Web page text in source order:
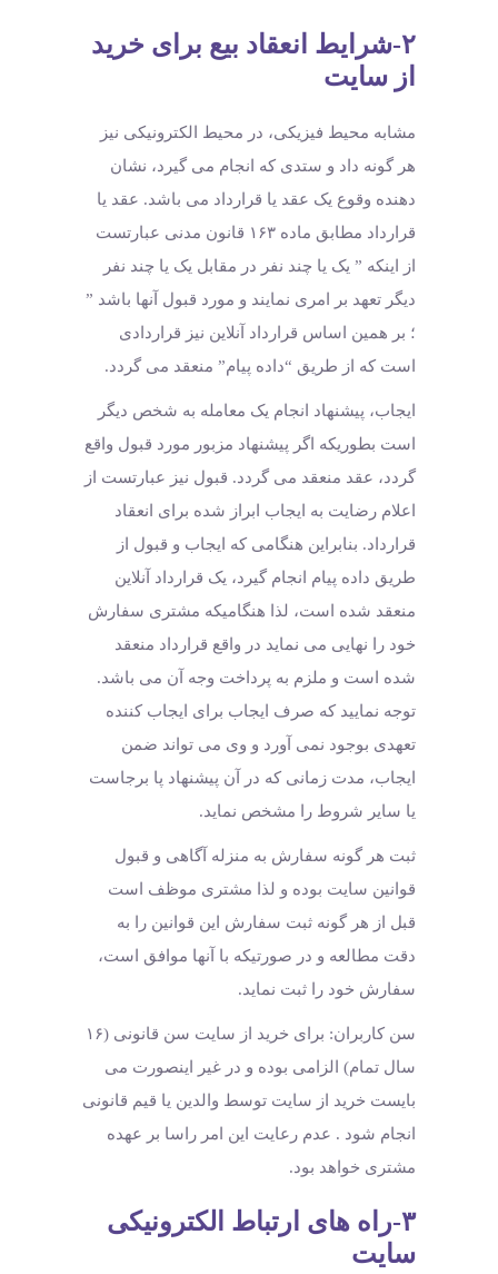
۲-شرایط انعقاد بیع برای خرید
از سایت
مشابه محیط فیزیکی، در محیط الکترونیکی نیز
هر گونه داد و ستدی که انجام می گیرد، نشان
دهنده وقوع یک عقد یا قرارداد می باشد. عقد یا
قرارداد مطابق ماده ۱۶۳ قانون مدنی عبارتست
از اینکه ” یک یا چند نفر در مقابل یک یا چند نفر
دیگر تعهد بر امری نمایند و مورد قبول آنها باشد ”
؛ بر همین اساس قرارداد آنلاین نیز قراردادی
است که از طریق “داده پیام” منعقد می گردد.
ایجاب، پیشنهاد انجام یک معامله به شخص دیگر
است بطوریکه اگر پیشنهاد مزبور مورد قبول واقع
گردد، عقد منعقد می گردد. قبول نیز عبارتست از
اعلام رضایت به ایجاب ابراز شده برای انعقاد
قرارداد. بنابراین هنگامی که ایجاب و قبول از
طریق داده پیام انجام گیرد، یک قرارداد آنلاین
منعقد شده است، لذا هنگامیکه مشتری سفارش
خود را نهایی می نماید در واقع قرارداد منعقد
شده است و ملزم به پرداخت وجه آن می باشد.
توجه نمایید که صرف ایجاب برای ایجاب کننده
تعهدی بوجود نمی آورد و وی می تواند ضمن
ایجاب، مدت زمانی که در آن پیشنهاد پا برجاست
یا سایر شروط را مشخص نماید.
ثبت هر گونه سفارش به منزله آگاهی و قبول
قوانین سایت بوده و لذا مشتری موظف است
قبل از هر گونه ثبت سفارش این قوانین را به
دقت مطالعه و در صورتیکه با آنها موافق است،
سفارش خود را ثبت نماید.
سن کاربران: برای خرید از سایت سن قانونی (۱۶
سال تمام) الزامی بوده و در غیر اینصورت می
بایست خرید از سایت توسط والدین یا قیم قانونی
انجام شود . عدم رعایت این امر راسا بر عهده
مشتری خواهد بود.
۳-راه های ارتباط الکترونیکی
سایت